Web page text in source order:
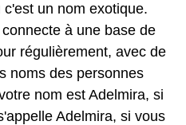
un nom exotique.
à une base de
régulièrement, avec de
noms des personnes
nom est Adelmira, si
Adelmira, si vous